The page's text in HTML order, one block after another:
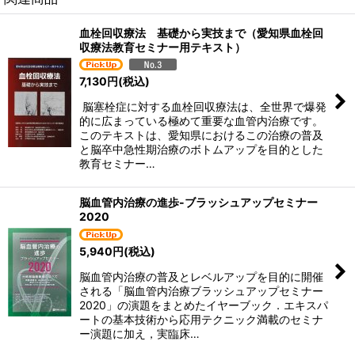
血栓回収療法 基礎から実技まで（愛知県血栓回
収療法教育セミナー用テキスト）
7,130円(税込)
脳塞栓症に対する血栓回収療法は、全世界で爆発
的に広まっている極めて重要な血管内治療です。
このテキストは、愛知県におけるこの治療の普及
と脳卒中急性期治療のボトムアップを目的とした
教育セミナー…
脳血管内治療の進歩-ブラッシュアップセミナー
2020
5,940円(税込)
脳血管内治療の普及とレベルアップを目的に開催
される「脳血管内治療ブラッシュアップセミナー
2020」の演題をまとめたイヤーブック．エキスパ
ートの基本技術から応用テクニック満載のセミナ
ー演題に加え，実臨床…